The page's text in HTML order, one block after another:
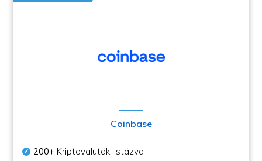
Coinbase
200+ Kriptovaluták listázva